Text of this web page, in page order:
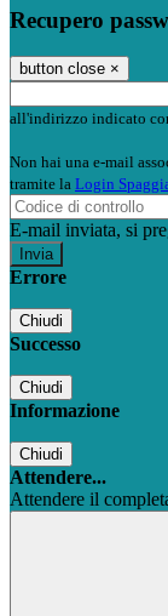
Recupero
button close ×
all'indirizzo indicato
Non hai una e-mail
tramite la Login
E-mail inviata, si
Errore
Chiudi
Successo
Chiudi
Informazione
Chiudi
Attendere...
Attendere il